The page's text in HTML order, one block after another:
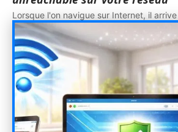
Lorsque l'on navigue sur Internet, il